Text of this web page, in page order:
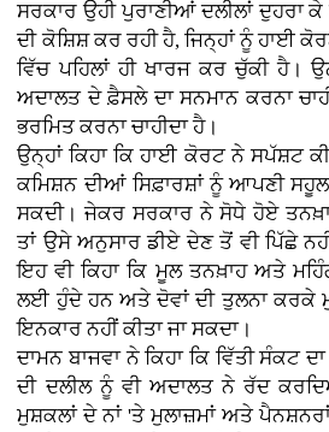
ਸਰਕਾਰ ਉਹੀ ਪੁਰਾਣੀਆਂ ਦਲੀਲਾਂ ਦੁਹਰਾ
ਦੀ ਕੋਸ਼ਿਸ਼ ਕਰ ਰਹੀ ਹੈ, ਜਿਨ੍ਹਾਂ ਨੂੰ ਹਾਈ
ਵਿੱਚ ਪਹਿਲਾਂ ਹੀ ਖਾਰਜ ਕਰ ਚੁੱਕੀ ਹੈ।
ਅਦਾਲਤ ਦੇ ਫ਼ੈਸਲੇ ਦਾ ਸਨਮਾਨ ਕਰਨਾ
ਭਰਮਿਤ ਕਰਨਾ ਚਾਹੀਦਾ ਹੈ।
ਉਨ੍ਹਾਂ ਕਿਹਾ ਕਿ ਹਾਈ ਕੋਰਟ ਨੇ ਸਪੱਸ਼ਟ
ਕਮਿਸ਼ਨ ਦੀਆਂ ਸਿਫ਼ਾਰਸ਼ਾਂ ਨੂੰ ਆਪਣੀ
ਸਕਦੀ। ਜੇਕਰ ਸਰਕਾਰ ਨੇ ਸੋਧੇ ਹੋਏ
ਤਾਂ ਉਸੇ ਅਨੁਸਾਰ ਡੀਏ ਦੇਣ ਤੋਂ ਵੀ ਪਿੱਛੇ
ਇਹ ਵੀ ਕਿਹਾ ਕਿ ਮੂਲ ਤਨਖ਼ਾਹ ਅਤੇ
ਲਈ ਹੁੰਦੇ ਹਨ ਅਤੇ ਦੋਵਾਂ ਦੀ ਤੁਲਨਾ ਕਰਕੇ
ਇਨਕਾਰ ਨਹੀਂ ਕੀਤਾ ਜਾ ਸਕਦਾ।
ਦਾਮਨ ਬਾਜਵਾ ਨੇ ਕਿਹਾ ਕਿ ਵਿੱਤੀ ਸੰਕਟ
ਦੀ ਦਲੀਲ ਨੂੰ ਵੀ ਅਦਾਲਤ ਨੇ ਰੱਦ
ਮੁਸ਼ਕਲਾਂ ਦੇ ਨਾਂ 'ਤੇ ਮੁਲਾਜ਼ਮਾਂ ਅਤੇ